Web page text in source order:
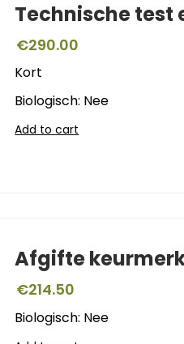
Technische test
€290.00
Kort
Biologisch: Nee
Add to cart
Afgifte
€214.50
Biologisch: Nee